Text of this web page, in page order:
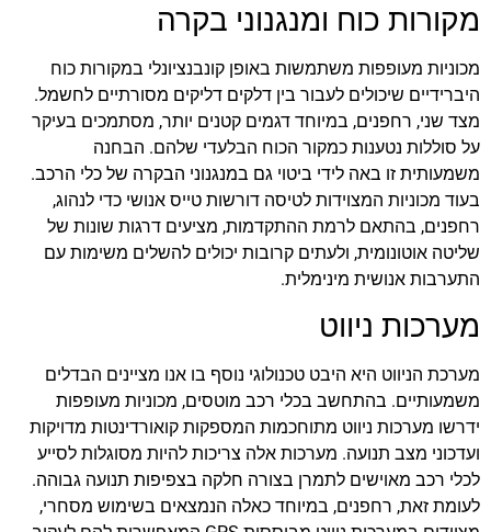
מקורות כוח ומנגנוני בקרה
מכוניות מעופפות משתמשות באופן קונבנציונלי במקורות כוח
היברידיים שיכולים לעבור בין דלקים דליקים מסורתיים לחשמל.
מצד שני, רחפנים, במיוחד דגמים קטנים יותר, מסתמכים בעיקר
על סוללות נטענות כמקור הכוח הבלעדי שלהם. הבחנה
משמעותית זו באה לידי ביטוי גם במנגנוני הבקרה של כלי הרכב.
בעוד מכוניות המצוידות לטיסה דורשות טייס אנושי כדי לנהוג,
רחפנים, בהתאם לרמת ההתקדמות, מציעים דרגות שונות של
שליטה אוטונומית, ולעתים קרובות יכולים להשלים משימות עם
התערבות אנושית מינימלית.
מערכות ניווט
מערכת הניווט היא היבט טכנולוגי נוסף בו אנו מציינים הבדלים
משמעותיים. בהתחשב בכלי רכב מוטסים, מכוניות מעופפות
ידרשו מערכות ניווט מתוחכמות המספקות קואורדינטות מדויקות
ועדכוני מצב תנועה. מערכות אלה צריכות להיות מסוגלות לסייע
לכלי רכב מאוישים לתמרן בצורה חלקה בצפיפות תנועה גבוהה.
לעומת זאת, רחפנים, במיוחד כאלה הנמצאים בשימוש מסחרי,